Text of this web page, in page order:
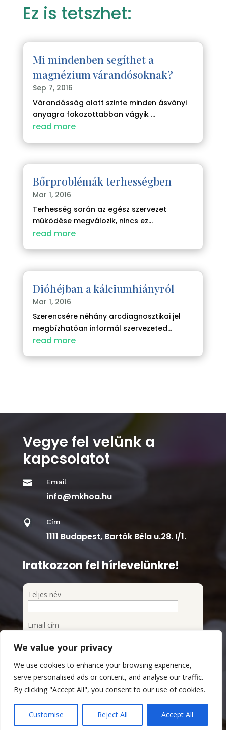
We value your privacy
We use cookies to enhance your browsing experience,
serve personalised ads or content, and analyse our traffic.
By clicking "Accept All", you consent to our use of cookies.
Customise Reject All Accept All
Ez is tetszhet:
Mi mindenben segíthet a
magnézium várandósoknak?
Sep 7, 2016
Várandósság alatt szinte minden ásványi
anyagra fokozottabban vágyik ...
read more
Bőrproblémák terhességben
Mar 1, 2016
Terhesség során az egész szervezet
működése megválozik, nincs ez...
read more
Dióhéjban a kálciumhiányról
Mar 1, 2016
Szerencsére néhány arcdiagnosztikai jel
megbízhatóan informál szervezeted...
read more
Vegye fel velünk a
kapcsolatot
 Email
info@mkhoa.hu
 Cím
1111 Budapest, Bartók Béla u.28. I/1.
Iratkozzon fel hírlevelünkre!
Teljes név
Email cím
Feliratkozom a hírlevélre
Megismertem és elfogadom az Adatvédelmi
szabályzatot
Adatvédelmi Szabályzat